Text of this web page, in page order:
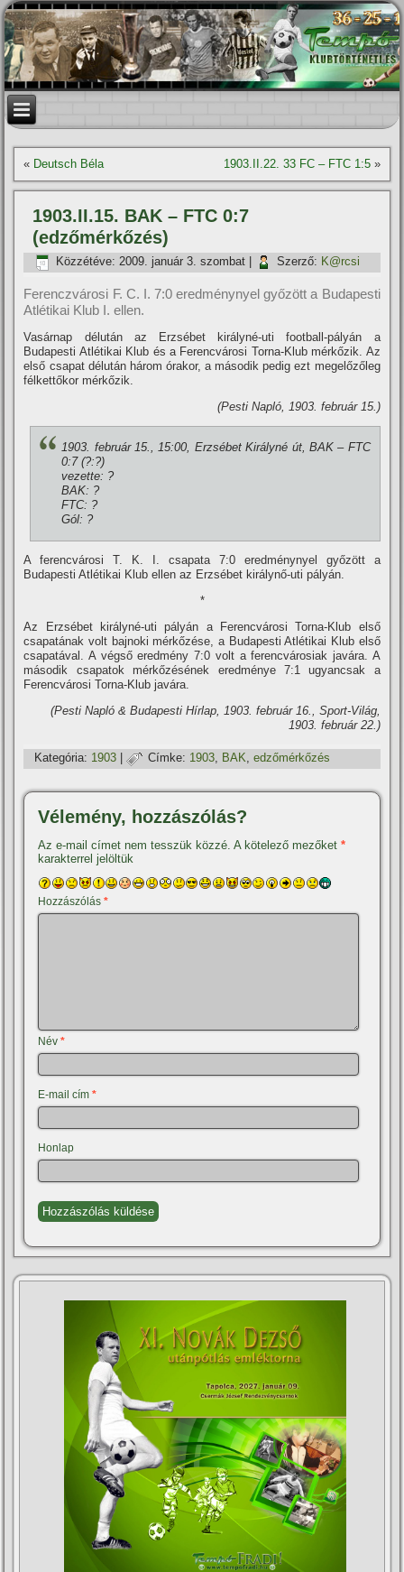
« Deutsch Béla 1903.II.22. 33 FC – FTC 1:5»
1903.II.15. BAK – FTC 0:7
(edzőmérkőzés)
Közzétéve: 2009. január 3. szombat Szerző: K@rcsi
Ferenczvárosi F. C. I. 7:0 eredménynyel győzött a Budapesti
Atlétikai Klub I. ellen.
Vasárnap délután az Erzsébet királyné-uti football-pályán a
Budapesti Atlétikai Klub és a Ferencvárosi Torna-Klub mérkőzik. Az
első csapat délután három órakor, a második pedig ezt megelőzőleg
félkettőkor mérkőzik.
(Pesti Napló, 1903. február 15.)
1903. február 15., 15:00, Erzsébet Királyné út, BAK – FTC
0:7 (?:?)
vezette: ?
BAK: ?
FTC: ?
Gól: ?
A ferencvárosi T. K. I. csapata 7:0 eredménynyel győzött a
Budapesti Atlétikai Klub ellen az Erzsébet királynő-uti pályán.
*
Az Erzsébet királyné-uti pályán a Ferencvárosi Torna-Klub első
csapatának volt bajnoki mérkőzése, a Budapesti Atlétikai Klub első
csapatával. A végső eredmény 7:0 volt a ferencvárosiak javára. A
második csapatok mérkőzésének eredménye 7:1 ugyancsak a
Ferencvárosi Torna-Klub javára.
(Pesti Napló & Budapesti Hí­rlap, 1903. február 16., Sport-Világ,
1903. február 22.)
Kategória: 1903 | Címke: 1903, BAK,edzőmérkőzés
Vélemény, hozzászólás?
Az e-mail címet nem tesszük közzé. A kötelező mezőket*
karakterrel jelöltük
Hozzászólás*
Név*
E-mail cím*
Honlap